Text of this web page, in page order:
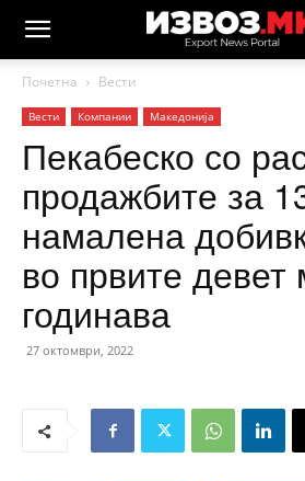
Почетна Вести
Вести Компании Македонија
Пекабеско со
продажбите за
намалена
во првите девет
годинава
27 октомври, 2022